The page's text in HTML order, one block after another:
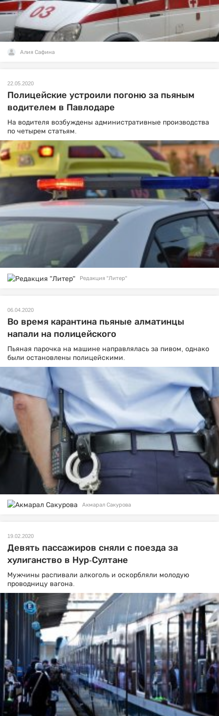
Алия Сафина
22.05.2020
Полицейские устроили погоню за пьяным
водителем в Павлодаре
На водителя возбуждены административные производства
по четырем статьям.
Редакция "Литер"
06.04.2020
Во время карантина пьяные алматинцы
напали на полицейского
Пьяная парочка на машине направлялась за пивом, однако
были остановлены полицейскими.
Акмарал Сакурова
19.02.2020
Девять пассажиров сняли с поезда за
хулиганство в Нур-Султане
Мужчины распивали алкоголь и оскорбляли молодую
проводницу вагона.